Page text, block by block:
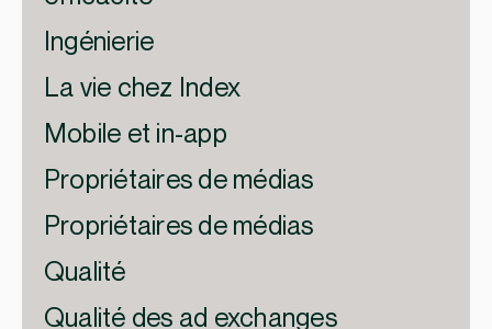
Ingénierie
La vie chez Index
Mobile et in-app
Propriétaires de médias
Propriétaires de médias
Qualité
Qualité des ad exchanges